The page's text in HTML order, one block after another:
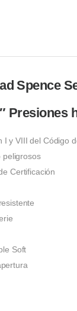
Spence
Presiones
I y VIII del Código
peligrosos
Certificación
Soft